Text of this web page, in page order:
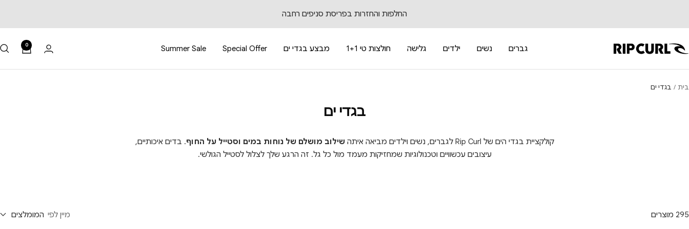
החלפות והחזרות בפריסת סניפים רחבה
גברים נשים ילדים גלישה חולצות טי 1+1 מבצע בגדי ים Special Offer
Summer Sale RipCurl
0
בית בגדי ים
בגדי ים
קולקציית בגדי הים של Rip Curl לגברים, נשים וילדים מביאה איתה שילוב מושלם של נוחות במים וסטייל על החוף. בדים איכותיים,
עיצובים עכשוויים וטכנולוגיות שמחזיקות מעמד מול כל גל. זה הרגע שלך לצלול לסטייל הגולשי.
295 מוצרים מיין לפי המומלצים